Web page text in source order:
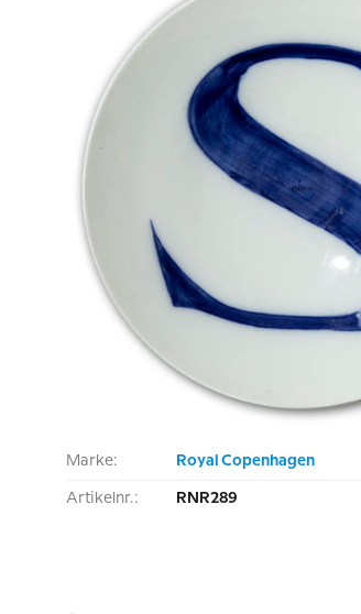
Marke: Royal Copenhagen
Artikelnr.: RNR289